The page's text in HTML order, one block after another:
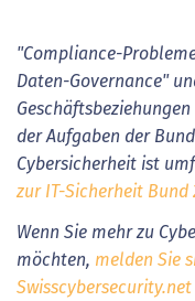
"Compliance-
Daten-Governance"
der Aufgaben der
Cybersicherheit ist
zur IT-Sicherheit Bund
Wenn Sie mehr zu
möchten, melden Sie
Swisscybersecurity.net